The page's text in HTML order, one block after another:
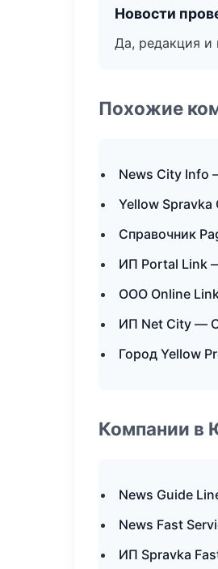
Новости
Да, редакция и
Похожие
News City Info
Yellow
Справочник
ИП Portal Link
ООО Online
ИП Net City —
Город Yellow
Компании в
News Guide
News Fast
ИП Spravka